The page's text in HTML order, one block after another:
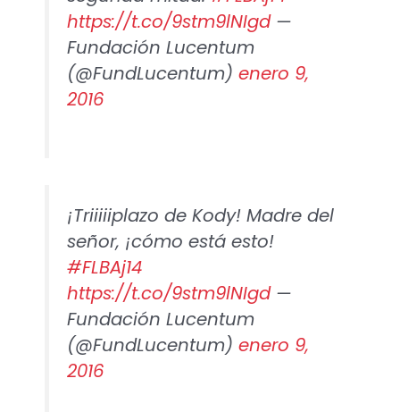
https://t.co/9stm9lNIgd—
Fundación Lucentum
(@FundLucentum) enero 9,
2016
¡Triiiiiplazo de Kody! Madre del
señor, ¡cómo está esto!
#FLBAj14
https://t.co/9stm9lNIgd—
Fundación Lucentum
(@FundLucentum) enero 9,
2016